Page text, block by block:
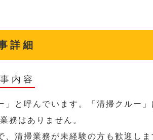
詳細
内容
と呼んでいます。「清掃クルー
務はありません。
清掃業務が未経験の方も歓迎し